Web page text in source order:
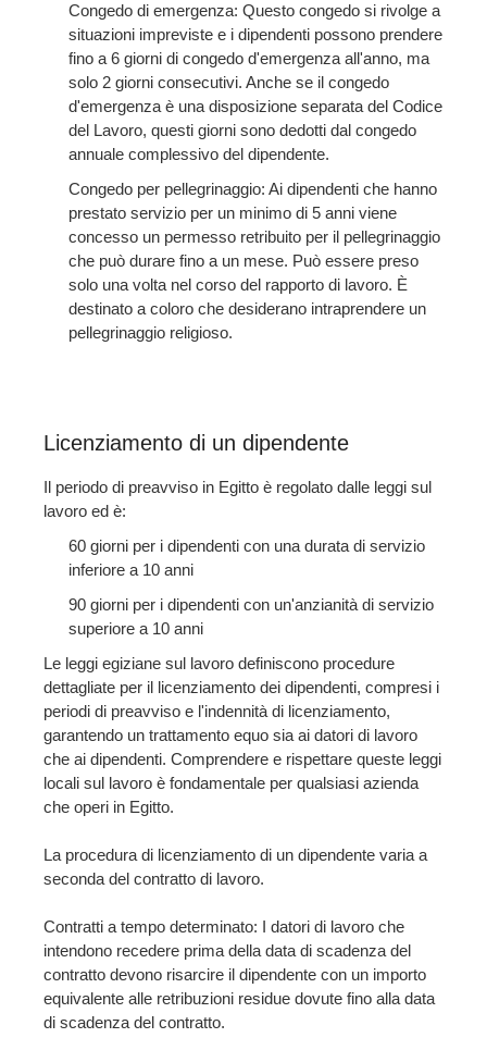
Congedo di emergenza: Questo congedo si rivolge a
situazioni impreviste e i dipendenti possono prendere
fino a 6 giorni di congedo d'emergenza all'anno, ma
solo 2 giorni consecutivi. Anche se il congedo
d'emergenza è una disposizione separata del Codice
del Lavoro, questi giorni sono dedotti dal congedo
annuale complessivo del dipendente.
Congedo per pellegrinaggio: Ai dipendenti che hanno
prestato servizio per un minimo di 5 anni viene
concesso un permesso retribuito per il pellegrinaggio
che può durare fino a un mese. Può essere preso
solo una volta nel corso del rapporto di lavoro. È
destinato a coloro che desiderano intraprendere un
pellegrinaggio religioso.
Licenziamento di un dipendente
Il periodo di preavviso in Egitto è regolato dalle leggi sul
lavoro ed è:
60 giorni per i dipendenti con una durata di servizio
inferiore a 10 anni
90 giorni per i dipendenti con un'anzianità di servizio
superiore a 10 anni
Le leggi egiziane sul lavoro definiscono procedure
dettagliate per il licenziamento dei dipendenti, compresi i
periodi di preavviso e l'indennità di licenziamento,
garantendo un trattamento equo sia ai datori di lavoro
che ai dipendenti. Comprendere e rispettare queste leggi
locali sul lavoro è fondamentale per qualsiasi azienda
che operi in Egitto.
La procedura di licenziamento di un dipendente varia a
seconda del contratto di lavoro.
Contratti a tempo determinato: I datori di lavoro che
intendono recedere prima della data di scadenza del
contratto devono risarcire il dipendente con un importo
equivalente alle retribuzioni residue dovute fino alla data
di scadenza del contratto.